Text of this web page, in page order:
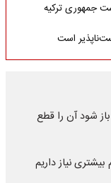
جمهوری ترکیه
است
شود آن را قطع
نیاز داریم